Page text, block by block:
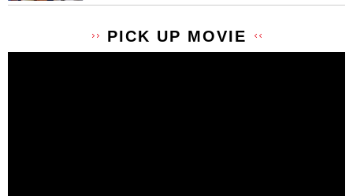
PICK UP MOVIE